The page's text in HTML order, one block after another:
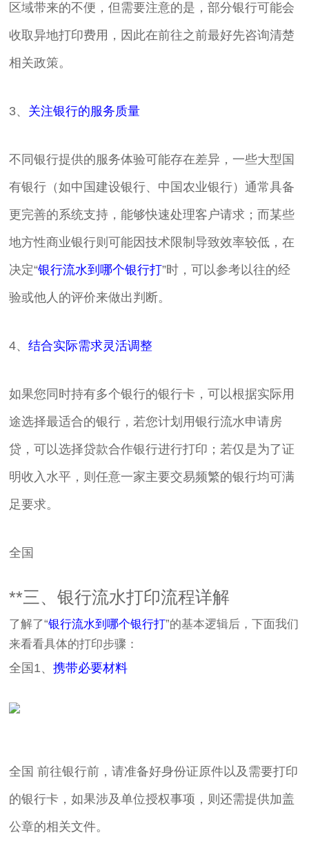
区域带来的不便，但需要注意的是，部分银行可能会
收取异地打印费用，因此在前往之前最好先咨询清楚
相关政策。
3、 关注银行的服务质量
不同银行提供的服务体验可能存在差异，一些大型国
有银行（如中国建设银行、中国农业银行）通常具备
更完善的系统支持，能够快速处理客户请求；而某些
地方性商业银行则可能因技术限制导致效率较低，在
决定“银行流水到哪个银行打”时，可以参考以往的经
验或他人的评价来做出判断。
4、结合实际需求灵活调整
如果您同时持有多个银行的银行卡，可以根据实际用
途选择最适合的银行，若您计划用银行流水申请房
贷，可以选择贷款合作银行进行打印；若仅是为了证
明收入水平，则任意一家主要交易频繁的银行均可满
足要求。
全国
**三、银行流水打印流程详解
了解了“银行流水到哪个银行打”的基本逻辑后，下面我们
来看看具体的打印步骤：
全国1、携带必要材料
全国 前往银行前，请准备好身份证原件以及需要打印
的银行卡，如果涉及单位授权事项，则还需提供加盖
公章的相关文件。